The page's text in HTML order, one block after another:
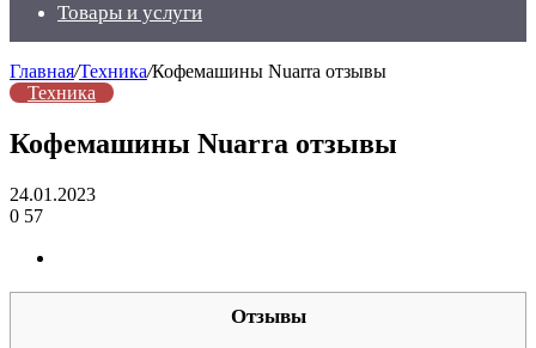
Товары и услуги
Главная/Техника/Кофемашины Nuarra отзывы
Техника
Кофемашины Nuarra отзывы
24.01.2023
0 57
Отзывы